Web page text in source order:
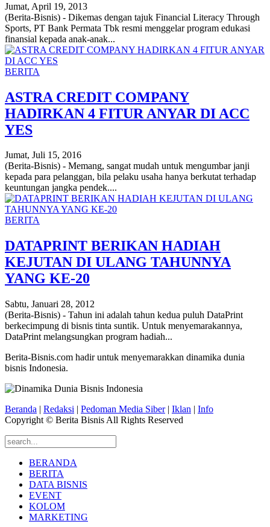
Jumat, April 19, 2013
(Berita-Bisnis) - Dikemas dengan tajuk Financial Literacy Through
Sports, PT Bank Permata Tbk resmi menggelar program edukasi
finansial kepada anak-anak...
BERITA
ASTRA CREDIT COMPANY
HADIRKAN 4 FITUR ANYAR DI ACC
YES
Jumat, Juli 15, 2016
(Berita-Bisnis) - Memang, sangat mudah untuk mengumbar janji
kepada para pelanggan, bila pelaku usaha hanya berkutat terhadap
keuntungan jangka pendek....
BERITA
DATAPRINT BERIKAN HADIAH
KEJUTAN DI ULANG TAHUNNYA
YANG KE-20
Sabtu, Januari 28, 2012
(Berita-Bisnis) - Tahun ini adalah tahun kedua puluh DataPrint
berkecimpung di bisnis tinta suntik. Untuk menyemarakannya,
DataPrint melangsungkan program hadiah...
Berita-Bisnis.com hadir untuk menyemarakkan dinamika dunia
bisnis Indonesia.
Beranda | Redaksi | Pedoman Media Siber| Iklan | Info
Copyright © Berita Bisnis All Rights Reserved
BERANDA
BERITA
DATA BISNIS
EVENT
KOLOM
MARKETING